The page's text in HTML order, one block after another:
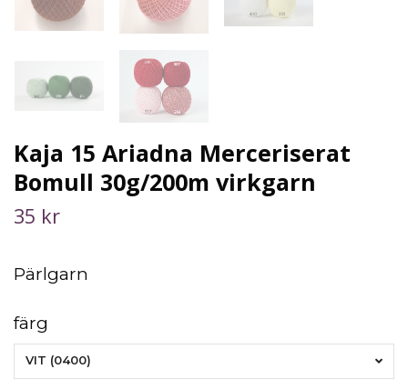
Kaja 15 Ariadna Merceriserat
Bomull 30g/200m virkgarn
35 kr
Pärlgarn
färg
VIT (0400)